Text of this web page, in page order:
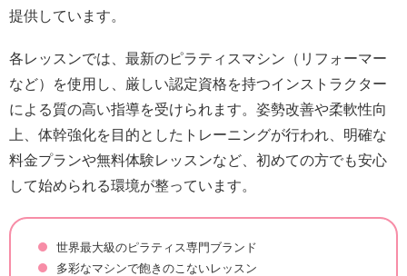
提供しています。
各レッスンでは、最新のピラティスマシン（リフォーマー
など）を使用し、厳しい認定資格を持つインストラクター
による質の高い指導を受けられます。姿勢改善や柔軟性向
上、体幹強化を目的としたトレーニングが行われ、明確な
料金プランや無料体験レッスンなど、初めての方でも安心
して始められる環境が整っています。
世界最大級のピラティス専門ブランド
多彩なマシンで飽きのこないレッスン